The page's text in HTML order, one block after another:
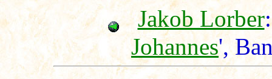
Jakob Lorber
Johannes',